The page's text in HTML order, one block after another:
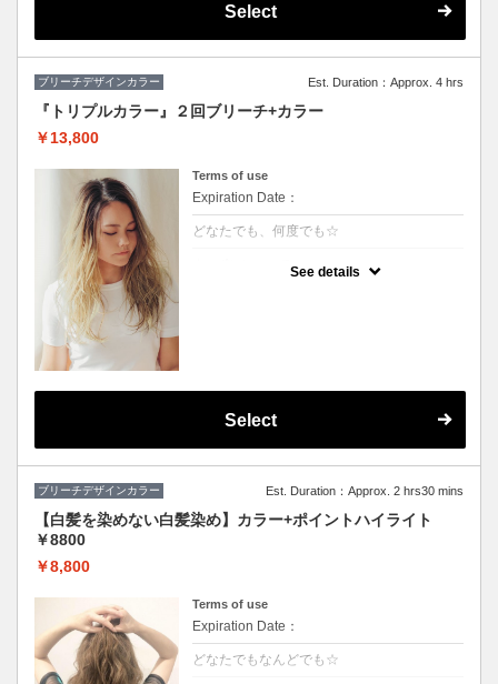
Select
ブリーチデザインカラー Est. Duration：Approx. 4 hrs
『トリプルカラー』２回ブリーチ+カラー
￥13,800
Terms of use
Expiration Date：
どなたでも、何度でも☆
See details
Select
ブリーチデザインカラー Est. Duration：Approx. 2 hrs30 mins
【白髪を染めない白髪染め】カラー+ポイントハイライト
￥8800
￥8,800
Terms of use
Expiration Date：
どなたでもなんどでも☆